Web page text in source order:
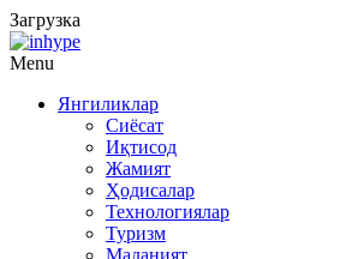
Загрузка
Menu
Янгиликлар
Сиёсат
Иқтисод
Жамият
Ҳодисалар
Технологиялар
Туризм
Маданият